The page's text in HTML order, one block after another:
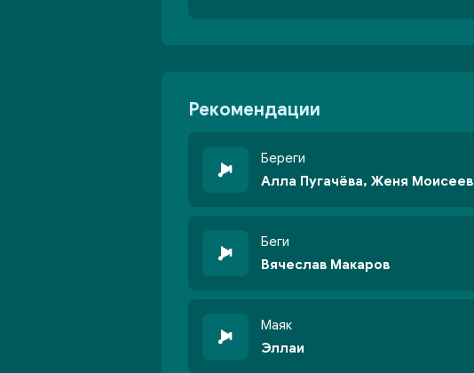
Рекомендации
Береги
Алла Пугачёва, Женя Моисеев
Беги
Вячеслав Макаров
Маяк
Эллаи